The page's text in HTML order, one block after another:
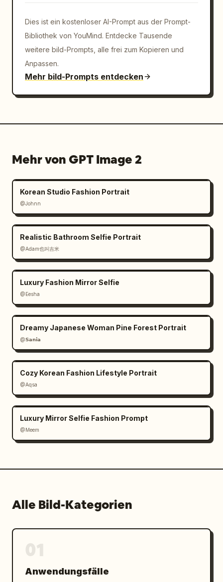
Dies ist ein kostenloser AI-Prompt aus der Prompt-
Bibliothek von YouMind. Entdecke Tausende
weitere bild-Prompts, alle frei zum Kopieren und
Anpassen.
Mehr bild-Prompts entdecken
Mehr von GPT Image 2
Korean Studio Fashion Portrait
@Johnn
Realistic Bathroom Selfie Portrait
@Adam也叫吉米
Luxury Fashion Mirror Selfie
@Eesha
Dreamy Japanese Woman Pine Forest Portrait
@𝗦𝗮𝗻𝗶𝗮
Cozy Korean Fashion Lifestyle Portrait
@Aqsa
Luxury Mirror Selfie Fashion Prompt
@Meem
Alle Bild-Kategorien
Anwendungsfälle